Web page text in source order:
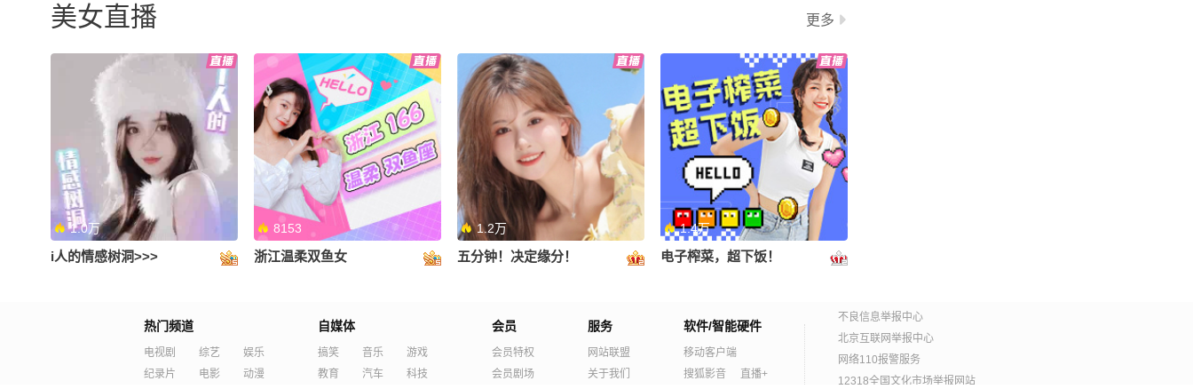
美女直播 更多
1.0万
i人的情感树洞>>>
8153
浙江温柔双鱼女
1.2万
五分钟！决定缘分！
1.4万
电子榨菜，超下饭！
热门频道
电视剧
纪录片
综艺
电影
娱乐
动漫
自媒体
搞笑
教育
音乐
汽车
游戏
科技
会员
会员特权
会员剧场
服务
网站联盟
关于我们
软件/智能硬件
移动客户端
搜狐影音
直播+
不良信息举报中心
北京互联网举报中心
网络110报警服务
12318全国文化市场举报网站